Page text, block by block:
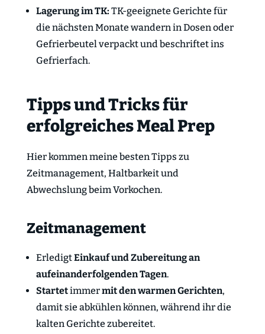
Lagerung im TK: TK-geeignete Gerichte für
die nächsten Monate wandern in Dosen oder
Gefrierbeutel verpackt und beschriftet ins
Gefrierfach.
Tipps und Tricks für
erfolgreiches Meal Prep
Hier kommen meine besten Tipps zu
Zeitmanagement, Haltbarkeit und
Abwechslung beim Vorkochen.
Zeitmanagement
ErledigtEinkauf und Zubereitung an
aufeinanderfolgenden Tagen.
Startetimmermit denwarmen Gerichten,
damit sie abkühlen können, während ihr die
kalten Gerichte zubereitet.